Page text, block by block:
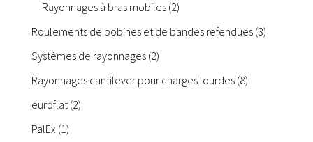
Rayonnages à bras mobiles 22
produits
Roulements de bobines et de bandes refendues 33
Systèmes de rayonnages 22
produits
Rayonnages cantilever pour charges lourdes 88
euroflat 22
PalEx 11